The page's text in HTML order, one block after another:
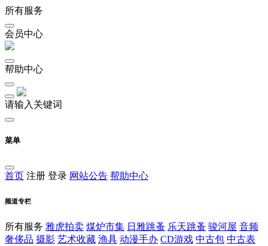
所有服务
会员中心
帮助中心
请输入关键词
菜单
首页 注册 登录 网站公告 帮助中心
频道专栏
所有服务 雅虎拍卖 煤炉市集 日雅跳蚤 乐天跳蚤 骏河屋 音频
奢侈品 摄影 艺术收藏 渔具 动漫手办 CD游戏 中古包 中古表